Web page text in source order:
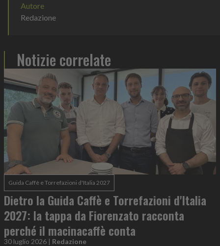
Autore
Redazione
Notizie correlate
Guida Caffè e Torrefazioni d'Italia 2027
Dietro la Guida Caffè e Torrefazioni d'Italia
2027: la tappa da Fiorenzato racconta
perché il macinacaffè conta
30 luglio 2026 | Redazione